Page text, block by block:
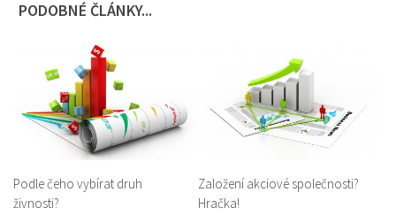
PODOBNÉ ČLÁNKY...
Podle čeho vybírat druh
živnosti?
Založení akciové společnosti?
Hračka!